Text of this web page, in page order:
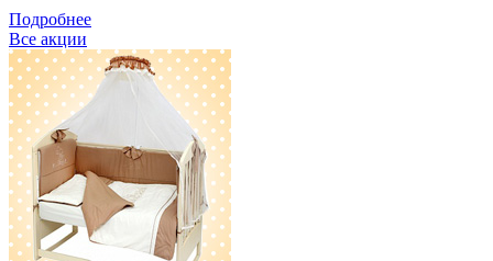
Подробнее
Все акции